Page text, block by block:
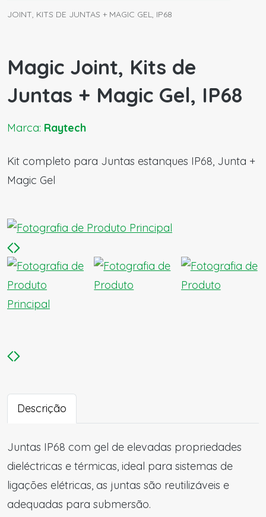
JOINT, KITS DE JUNTAS + MAGIC GEL, IP68
Magic Joint, Kits de
Juntas + Magic Gel, IP68
Marca: Raytech
Kit completo para Juntas estanques IP68, Junta +
Magic Gel
Descrição
Juntas IP68 com gel de elevadas propriedades
dieléctricas e térmicas, ideal para sistemas de
ligações elétricas, as juntas são reutilizáveis e
adequadas para submersão.